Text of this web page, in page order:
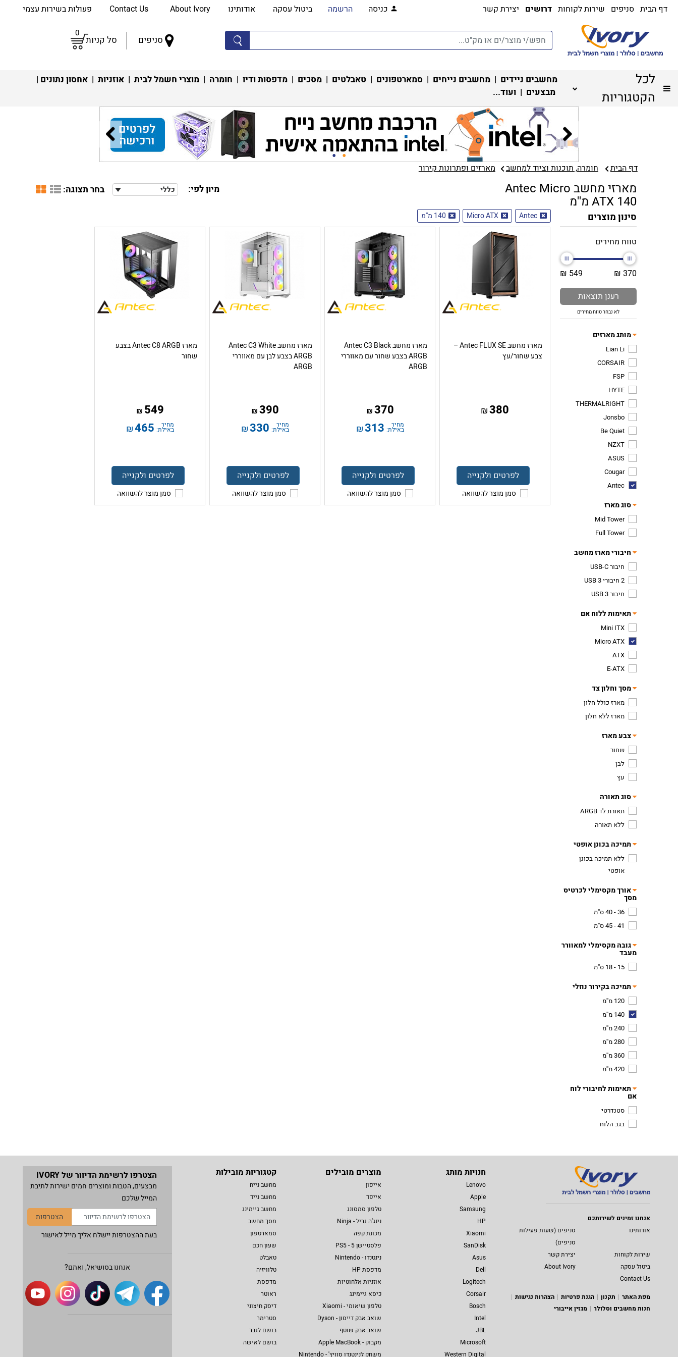
דף הבית סניפים שירות לקוחות דרושים יצירת קשר כניסה הרשמה ביטול עסקה אודותינו About Ivory פעולות בשירות עצמי
סניפים סל קניות
0
לכל
הקטגוריות
מחשבים ניידים | מחשבים נייחים | סמארטפונים | טאבלטים | מסכים | מדפסות ודיו | חומרה | מוצרי חשמל לבית | אוזניות | אחסון נתונים |
מבצעים | ועוד...
דף הבית חומרה, תוכנות וציוד למחשב מארזים ופתרונות קירור‏
מארזי מחשב Antec Micro
ATX 140 מ''מ
מיון לפי: כללי בחר תצוגה:
סינון מוצרים
טווח מחירים
370 ₪
549 ₪
רענן תוצאות
לא נבחר טווח מחירים
מותג מארזים
Lian Li
CORSAIR
FSP
HYTE
THERMALRIGHT
Jonsbo
Be Quiet
NZXT
ASUS
Cougar
Antec
סוג מארז
Mid Tower
Full Tower
חיבורי מארז מחשב
חיבור USB-C
2 חיבורי USB 3
חיבור USB 3
תאימות ללוח אם
Mini ITX
Micro ATX
ATX
E-ATX
מסך וחלון צד
מארז כולל חלון
מארז ללא חלון
צבע מארז
שחור
לבן
עץ
סוג תאורה
תאורת לד ARGB
ללא תאורה
תמיכה בכונן אופטי
ללא תמיכה בכונן
אופטי
אורך מקסימלי לכרטיס
מסך
36 - 40 ס''מ
41 - 45 ס''מ
גובה מקסימלי למאוורר
מעבד
15 - 18 ס''מ
תמיכה בקירור נוזלי
120 מ''מ
140 מ''מ
240 מ''מ
280 מ''מ
360 מ''מ
420 מ''מ
תאימות לחיבורי לוח
אם
סטנדרטי
בגב הלוח
Antec
Micro ATX 140 מ''מ
מארז מחשב Antec FLUX SE –
צבע שחור/עץ
380
₪
לפרטים ולקנייה
סמן מוצר להשוואה
מארז מחשב Antec C3 Black
ARGB בצבע שחור עם מאווררי
ARGB
370
₪
מחיר
באילת: 313
₪
לפרטים ולקנייה
סמן מוצר להשוואה
מארז מחשב Antec C3 White
ARGB בצבע לבן עם מאווררי
ARGB
390
₪
מחיר
באילת: 330
₪
לפרטים ולקנייה
סמן מוצר להשוואה
מארז Antec C8 ARGB בצבע
שחור
549
₪
מחיר
באילת: 465
₪
לפרטים ולקנייה
סמן מוצר להשוואה
אנחנו זמינים לשירותכם
אודותינו
סניפים (שעות פעילות
סניפים)
שירות לקוחות
יצירת קשר
ביטול עסקה
About Ivory
Contact Us
מפת האתר
תקנון הגנת פרטיות
הצהרות נגישות
חנות מחשבים וסלולר
מגזין אייבורי
חנויות מותג
Lenovo
Apple
Samsung
HP
Xiaomi
SanDisk
Asus
Dell
Logitech
Corsair
Bosch
Intel
JBL
Microsoft
Western Digital
מוצרים מובילים
אייפון
אייפד
טלפון סמסונג
נינג'ה גריל - Ninja
מכונת קפה
פלסטיישן 5 - PS5
נינטנדו - Nintendo
מדפסת HP
אוזניות אלחוטיות
כיסא גיימינג
טלפון שיאומי - Xiaomi
שואב אבק דייסון - Dyson
שואב אבק שוטף
מקבוק - Apple MacBook
משחק לנינטנדו סוויץ' - Nintendo
קטגוריות מובילות
מחשב נייח
מחשב נייד
מחשב גיימינג
מסך מחשב
סמארטפון
שעון חכם
טאבלט
טלוויזיה
מדפסת
ראוטר
דיסק חיצוני
סטרימר
בושם לגבר
בושם לאישה
הצטרפו לרשימת הדיוור של IVORY
מבצעים, הטבות ומוצרים חמים ישירות לתיבת
המייל שלכם
הצטרפות
בעת ההצטרפות יישלח אליך מייל לאישור
אנחנו בסושיאל, ואתם?